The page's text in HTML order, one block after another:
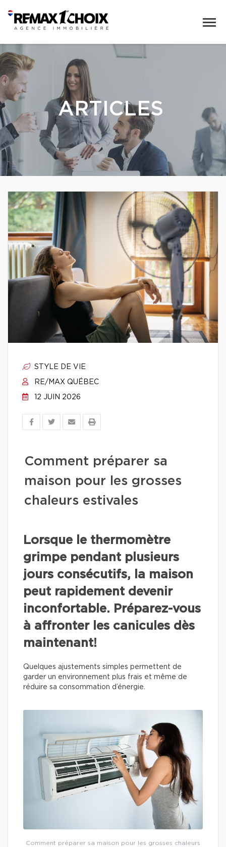
ARTICLES
STYLE DE VIE
RE/MAX QUÉBEC
12 JUIN 2026
Comment préparer sa
maison pour les grosses
chaleurs estivales
Lorsque le thermomètre
grimpe pendant plusieurs
jours consécutifs, la maison
peut rapidement devenir
inconfortable. Préparez-vous
à affronter les canicules dès
maintenant!
Quelques ajustements simples permettent de
garder un environnement plus frais et même de
réduire sa consommation d’énergie.
Comment préparer sa maison pour les grosses chaleurs